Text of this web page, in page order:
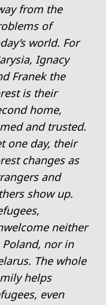
from the
of
world. For
Ignacy
Franek the
is their
home,
and trusted.
one day, their
changes as
and
show up.
neither
Poland, nor in
The whole
helps
even